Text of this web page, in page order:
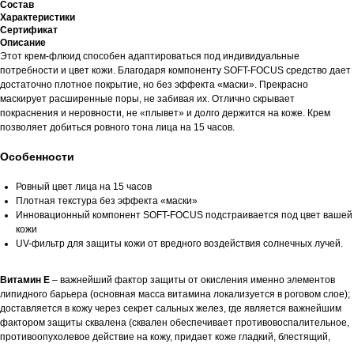
Состав
Характеристики
Сертификат
Описание
Этот крем-флюид способен адаптироваться под индивидуальные
потребности и цвет кожи. Благодаря компоненту SOFT-FOCUS средство дает
достаточно плотное покрытие, но без эффекта «маски». Прекрасно
маскирует расширенные поры, не забивая их. Отлично скрывает
покраснения и неровности, не «плывет» и долго держится на коже. Крем
позволяет добиться ровного тона лица на 15 часов.
Особенности
Ровный цвет лица на 15 часов
Плотная текстура без эффекта «маски»
Инновационный компонент SOFT-FOCUS подстраивается под цвет вашей
кожи
UV-фильтр для защиты кожи от вредного воздействия солнечных лучей.
Витамин Е – важнейший фактор защиты от окисления именно элементов
липидного барьера (основная масса витамина локализуется в роговом слое);
доставляется в кожу через секрет сальных желез, где является важнейшим
фактором защиты сквалена (сквален обеспечивает противовоспалительное,
противоопухолевое действие на кожу, придает коже гладкий, блестящий,